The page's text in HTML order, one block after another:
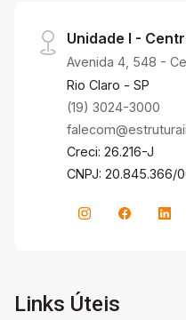
Unidade I -
Avenida 4, 548 -
Rio Claro - SP
(19) 3024-3000
Creci: 26.216-J
CNPJ: 20.845.366/
Links Úteis